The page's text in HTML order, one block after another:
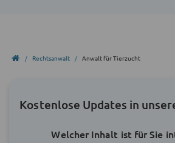
Rechtsanwalt Anwalt für Tierzucht
Kostenlose Updates in
Welcher Inhalt ist für Sie